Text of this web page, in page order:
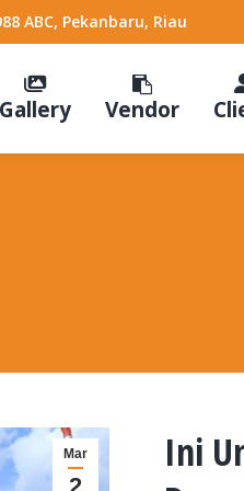
ABC, Pekanbaru, Riau
Gallery Vendor
Mar
Ini